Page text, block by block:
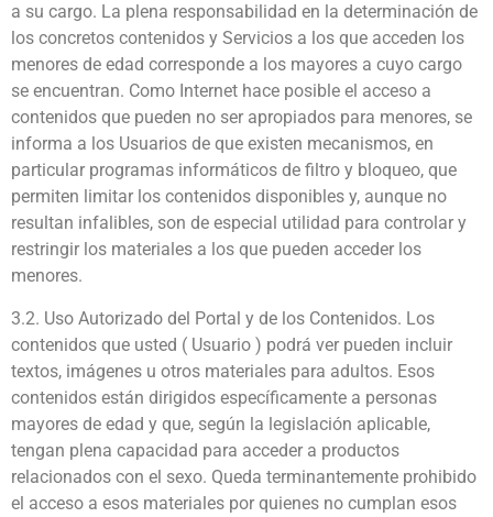
a su cargo. La plena responsabilidad en la determinación de
los concretos contenidos y Servicios a los que acceden los
menores de edad corresponde a los mayores a cuyo cargo
se encuentran. Como Internet hace posible el acceso a
contenidos que pueden no ser apropiados para menores, se
informa a los Usuarios de que existen mecanismos, en
particular programas informáticos de filtro y bloqueo, que
permiten limitar los contenidos disponibles y, aunque no
resultan infalibles, son de especial utilidad para controlar y
restringir los materiales a los que pueden acceder los
menores.
3.2. Uso Autorizado del Portal y de los Contenidos. Los
contenidos que usted ( Usuario ) podrá ver pueden incluir
textos, imágenes u otros materiales para adultos. Esos
contenidos están dirigidos específicamente a personas
mayores de edad y que, según la legislación aplicable,
tengan plena capacidad para acceder a productos
relacionados con el sexo. Queda terminantemente prohibido
el acceso a esos materiales por quienes no cumplan esos